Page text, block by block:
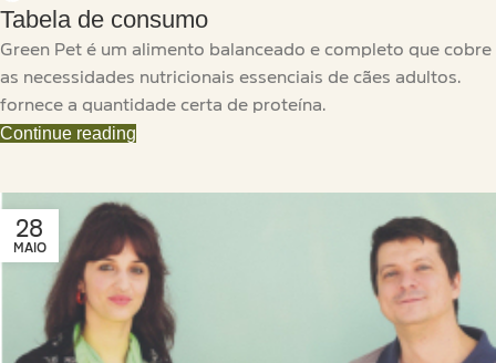
Tabela de consumo
Green Pet é um alimento balanceado e completo que cobre
as necessidades nutricionais essenciais de cães adultos.
fornece a quantidade certa de proteína.
Continue reading
28
MAIO